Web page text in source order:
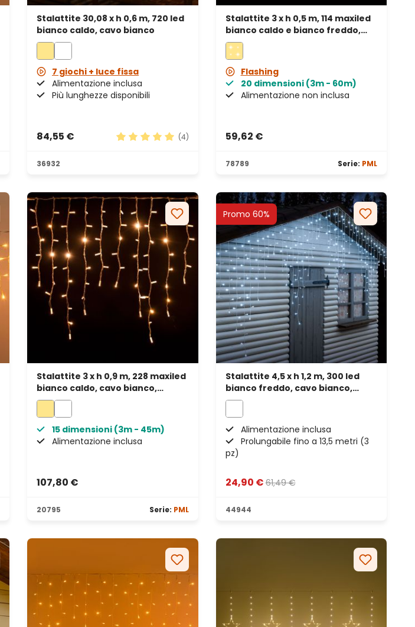
Stalattite 30,08 x h 0,6 m, 720 led
bianco caldo, cavo bianco
7 giochi + luce fissa
Alimentazione inclusa
Più lunghezze disponibili
84,55 €
(4)
36932
Stalattite 3 x h 0,5 m, 114 maxiled
bianco caldo e bianco freddo,
prolungabile, IP67
Flashing
20 dimensioni (3m - 60m)
Alimentazione non inclusa
59,62 €
78789 Serie: PML
Stalattite 3 x h 0,9 m, 228 maxiled
bianco caldo, cavo bianco,
prolungabile, IP67
15 dimensioni (3m - 45m)
Alimentazione inclusa
107,80 €
20795 Serie: PML
Promo 60%
Stalattite 4,5 x h 1,2 m, 300 led
bianco freddo, cavo bianco,
prolungabile
Alimentazione inclusa
Prolungabile fino a 13,5 metri (3
pz)
24,90 €61,49 €
44944